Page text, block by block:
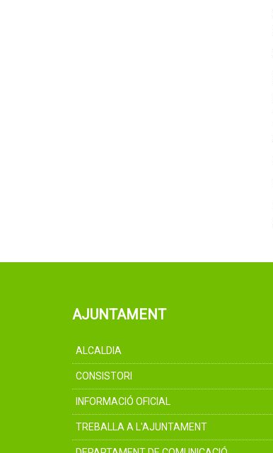
AJUNTAMENT
ALCALDIA
CONSISTORI
INFORMACIÓ OFICIAL
TREBALLA A L'AJUNTAMENT